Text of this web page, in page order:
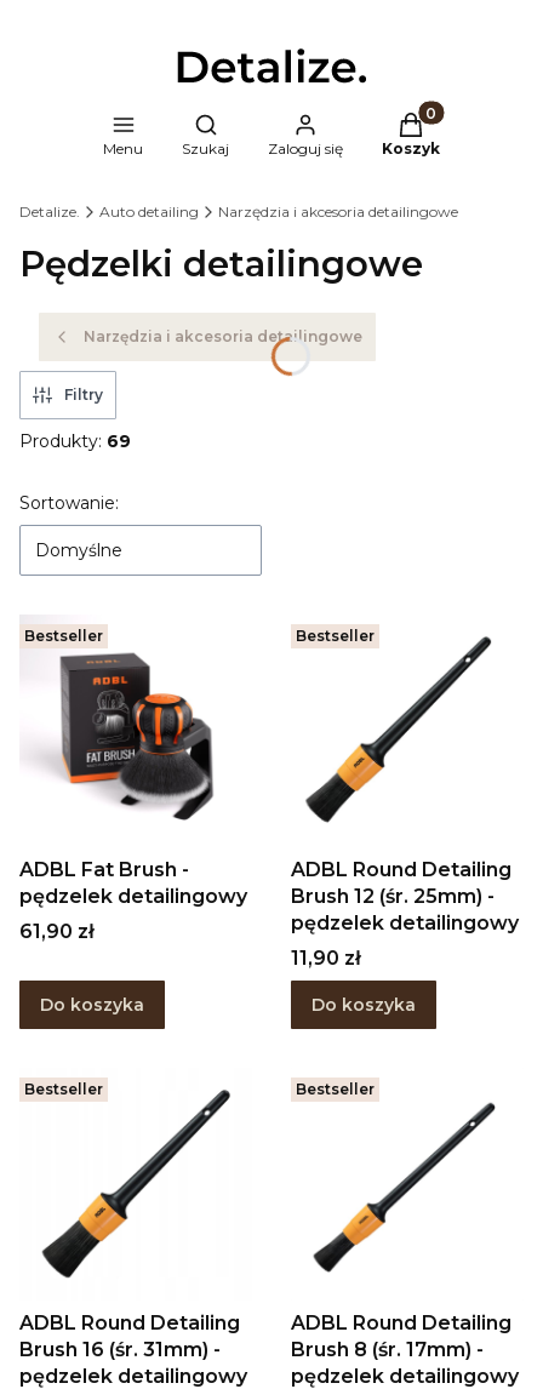
Menu
Otwórz wyszukiwarkę
Szukaj Zaloguj się
Produkty w
Koszyk
Detalize. Auto detailing Narzędzia i akcesoria detailingowe
Pędzelki detailingowe
Narzędzia i akcesoria detailingowe
Filtry
Produkty: 69
Lista produktów
Sortowanie:
Domyślne
Bestseller
ADBL Fat Brush -
pędzelek detailingowy
Cena
61,90 zł
Do koszyka
Bestseller
ADBL Round Detailing
Brush 12 (śr. 25mm) -
pędzelek detailingowy
Cena
11,90 zł
Do koszyka
Bestseller
ADBL Round Detailing
Brush 16 (śr. 31mm) -
pędzelek detailingowy
Bestseller
ADBL Round Detailing
Brush 8 (śr. 17mm) -
pędzelek detailingowy